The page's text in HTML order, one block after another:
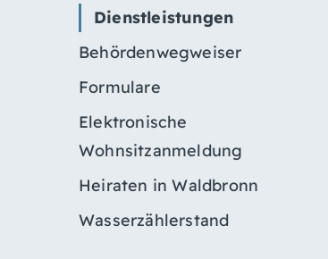
Dienstleistungen
Behördenwegweiser
Formulare
Elektronische
Wohnsitzanmeldung
Heiraten in Waldbronn
Wasserzählerstand